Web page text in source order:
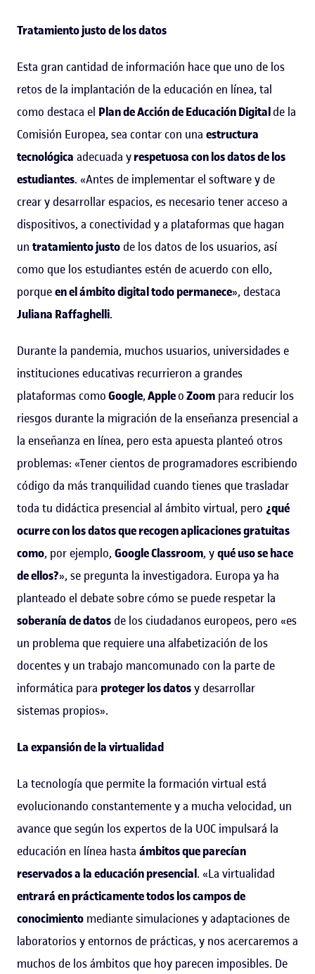
Tratamiento justo de los datos
Esta gran cantidad de información hace que uno de los
retos de la implantación de la educación en línea, tal
como destaca el Plan de Acción de Educación Digitalde la
Comisión Europea, sea contar con una estructura
tecnológica adecuada yrespetuosa con los datos de los
estudiantes. «Antes de implementar el software y de
crear y desarrollar espacios, es necesario tener acceso a
dispositivos, a conectividad y a plataformas que hagan
un tratamiento justo de los datos de los usuarios, así
como que los estudiantes estén de acuerdo con ello,
porqueen el ámbito digital todo permanece», destaca
Juliana Raffaghelli.
Durante la pandemia, muchos usuarios, universidades e
instituciones educativas recurrieron a grandes
plataformas comoGoogle,AppleoZoom para reducir los
riesgos durante la migración de la enseñanza presencial a
la enseñanza en línea, pero esta apuesta planteó otros
problemas: «Tener cientos de programadores escribiendo
código da más tranquilidad cuando tienes que trasladar
toda tu didáctica presencial al ámbito virtual, pero ¿qué
ocurre con los datos que recogen aplicaciones gratuitas
como, por ejemplo, Google Classroom, yqué uso se hace
de ellos?», se pregunta la investigadora. Europa ya ha
planteado el debate sobre cómo se puede respetar la
soberanía de datos de los ciudadanos europeos, pero «es
un problema que requiere una alfabetización de los
docentes y un trabajo mancomunado con la parte de
informática para proteger los datosy desarrollar
sistemas propios».
La expansión de la virtualidad
La tecnología que permite la formación virtual está
evolucionando constantemente y a mucha velocidad, un
avance que según los expertos de la UOC impulsará la
educación en línea hasta ámbitos que parecían
reservados a la educación presencial. «La virtualidad
entrará en prácticamente todos los campos de
conocimiento mediante simulaciones y adaptaciones de
laboratorios y entornos de prácticas, y nos acercaremos a
muchos de los ámbitos que hoy parecen imposibles. De